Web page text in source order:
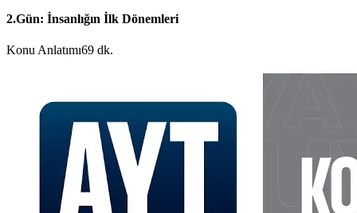
2.Gün: İnsanlığın İlk Dönemleri
Konu Anlatımı69 dk.